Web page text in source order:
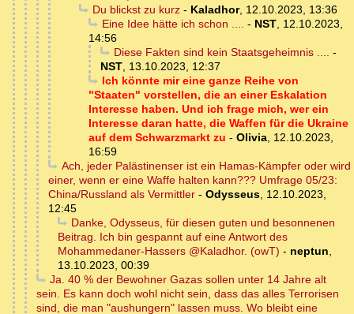
Du blickst zu kurz- Kaladhor, 12.10.2023, 13:36
Eine Idee hätte ich schon .... - NST, 12.10.2023,
14:56
Diese Fakten sind kein Staatsgeheimnis .... -
NST, 13.10.2023, 12:37
Ich könnte mir eine ganze Reihe von
"Staaten" vorstellen, die an einer Eskalation
Interesse haben. Und ich frage mich, wer ein
Interesse daran hatte, die Waffen für die Ukraine
auf dem Schwarzmarkt zu - Olivia, 12.10.2023,
16:59
Ach, jeder Palästinenser ist ein Hamas-Kämpfer oder wird
einer, wenn er eine Waffe halten kann??? Umfrage 05/23:
China/Russland als Vermittler - Odysseus, 12.10.2023,
12:45
Danke, Odysseus, für diesen guten und besonnenen
Beitrag. Ich bin gespannt auf eine Antwort des
Mohammedaner-Hassers @Kaladhor. (owT) - neptun,
13.10.2023, 00:39
Ja. 40 % der Bewohner Gazas sollen unter 14 Jahre alt
sein. Es kann doch wohl nicht sein, dass das alles Terrorisen
sind, die man "aushungern" lassen muss. Wo bleibt eine